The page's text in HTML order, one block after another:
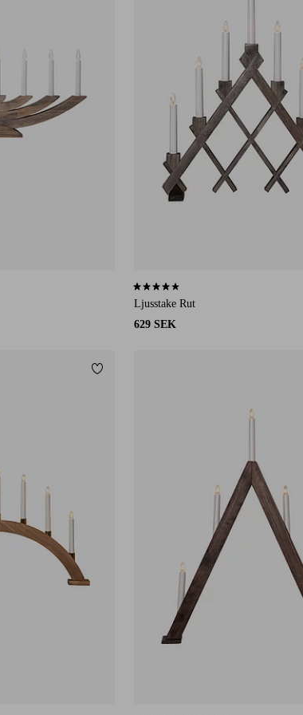
Ljusstake Rut
629 SEK
4,0 baserat på 28 st betyg
Lägg till i favoriter